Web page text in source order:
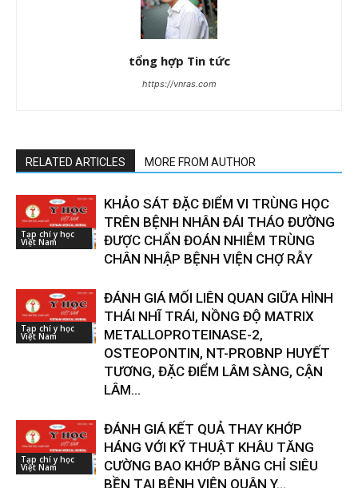
tổng hợp Tin tức
https://vnras.com
RELATED ARTICLES MORE FROM AUTHOR
Tạp chí y học
Việt Nam
KHẢO SÁT ĐẶC ĐIỂM VI TRÙNG HỌC
TRÊN BỆNH NHÂN ĐÁI THÁO ĐƯỜNG
ĐƯỢC CHẨN ĐOÁN NHIỄM TRÙNG
CHÂN NHẬP BỆNH VIỆN CHỢ RẪY
Tạp chí y học
Việt Nam
ĐÁNH GIÁ MỐI LIÊN QUAN GIỮA HÌNH
THÁI NHĨ TRÁI, NỒNG ĐỘ MATRIX
METALLOPROTEINASE-2,
OSTEOPONTIN, NT-PROBNP HUYẾT
TƯƠNG, ĐẶC ĐIỂM LÂM SÀNG, CẬN
LÂM...
Tạp chí y học
Việt Nam
ĐÁNH GIÁ KẾT QUẢ THAY KHỚP
HÁNG VỚI KỸ THUẬT KHÂU TĂNG
CƯỜNG BAO KHỚP BẰNG CHỈ SIÊU
BỀN TẠI BỆNH VIỆN QUÂN Y...